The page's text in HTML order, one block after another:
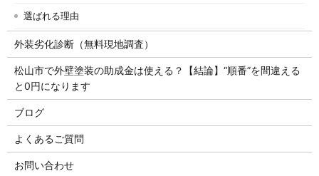
選ばれる理由
外装劣化診断（無料現地調査）
松山市で外壁塗装の助成金は使える？【結論】“順番”を間違える
と0円になります
ブログ
よくあるご質問
お問い合わせ